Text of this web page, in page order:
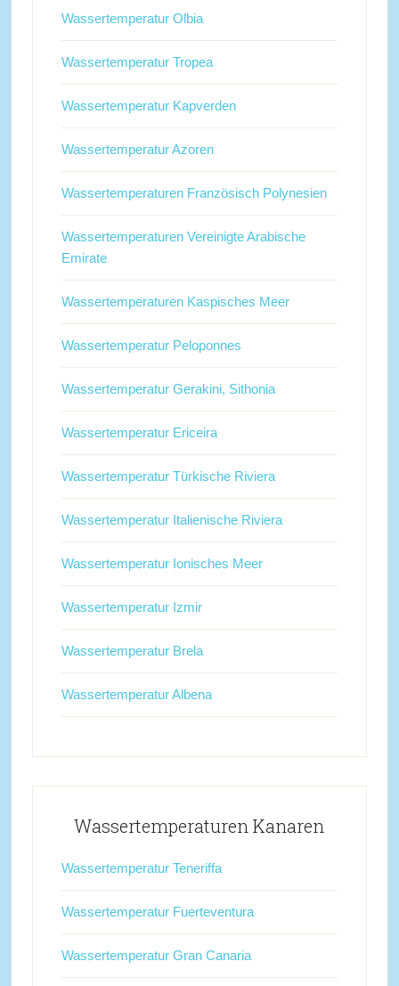
Wassertemperatur Olbia
Wassertemperatur Tropea
Wassertemperatur Kapverden
Wassertemperatur Azoren
Wassertemperaturen Französisch Polynesien
Wassertemperaturen Vereinigte Arabische
Emirate
Wassertemperaturen Kaspisches Meer
Wassertemperatur Peloponnes
Wassertemperatur Gerakini, Sithonia
Wassertemperatur Ericeira
Wassertemperatur Türkische Riviera
Wassertemperatur Italienische Riviera
Wassertemperatur Ionisches Meer
Wassertemperatur Izmir
Wassertemperatur Brela
Wassertemperatur Albena
Wassertemperaturen Kanaren
Wassertemperatur Teneriffa
Wassertemperatur Fuerteventura
Wassertemperatur Gran Canaria